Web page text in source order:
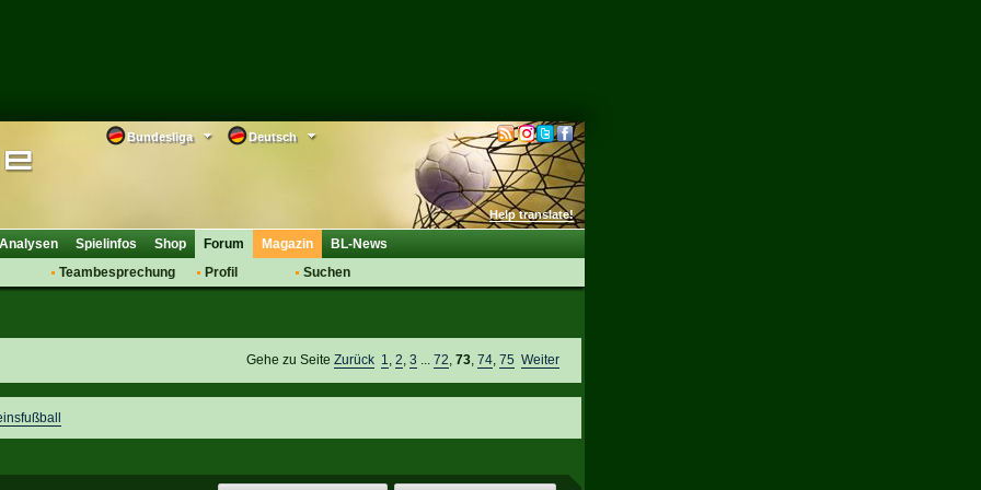
Deutsch
Bundesliga
Help translate!
Analysen Spielinfos Shop
Forum
Teambesprechung
Saisonübergang
Profil
Support
Suchen
Magazin BL-News
Gehe zu SeiteZurück 1 ,2 ,3 ...72 ,73 ,74 ,75 Weiter